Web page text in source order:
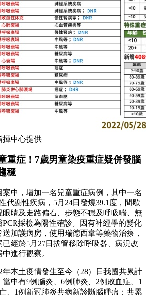
揮中心提供
重症！7歲男童染疫重症疑併發腦
穩
中，增加一名兒童重症病例，其中一名
代謝性疾病，5月24日發燒39.1度，間歇
眼睛及走路偏右、步態不穩及呼吸喘、無
採檢為陽性確診。因有神經學的變化
加護病房，使用瑞德西韋等藥物治療，
經於5月27日拔管移除呼吸器、病況改
進行觀察。
年本土疫情發生至今（28）日我國共累計
中有9例腦炎、6例肺炎、2例敗血症、1
、1例新冠肺炎共病新診斷腦腫瘤；共累